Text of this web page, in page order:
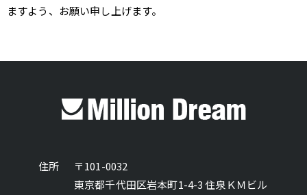
ますよう、お願い申し上げます。
住所
〒101-0032
東京都千代田区岩本町1-4-3 住泉ＫＭビル